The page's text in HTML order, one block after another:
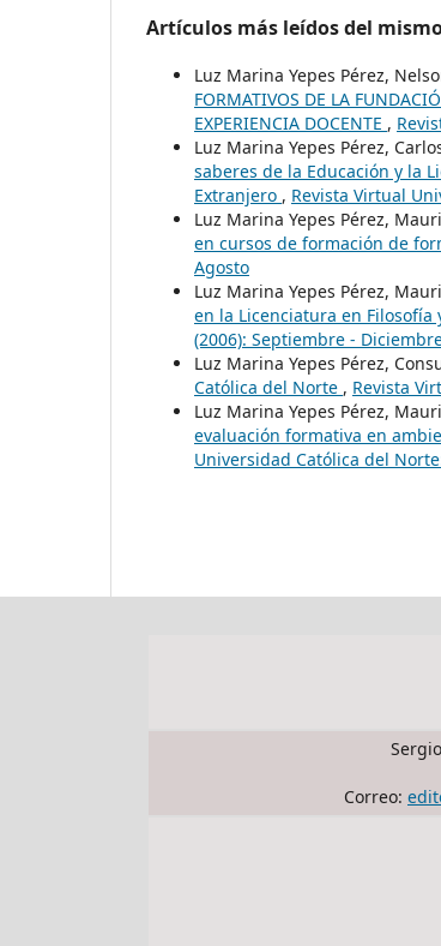
Artículos más leídos del
Luz Marina Yepes Pérez,
FORMATIVOS DE LA
EXPERIENCIA DOCENTE ,
Luz Marina Yepes Pérez,
saberes de la Educación y la
Extranjero , Revista Virtual
Luz Marina Yepes Pérez,
en cursos de formación de
Agosto
Luz Marina Yepes Pérez,
en la Licenciatura en Filosofía
(2006): Septiembre -
Luz Marina Yepes Pérez,
Católica del Norte , Revista
Luz Marina Yepes Pérez,
evaluación formativa en
Universidad Católica del
Correo: